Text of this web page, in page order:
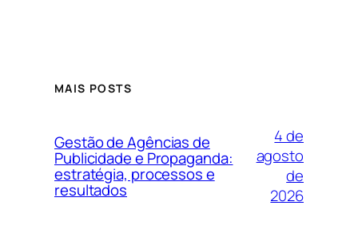
MAIS POSTS
Gestão de Agências de
Publicidade e Propaganda:
estratégia, processos e
resultados
4 de
agosto
de
2026